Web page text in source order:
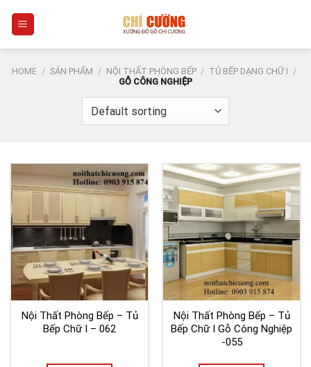
HOME / SẢN PHẨM / NỘI THẤT PHÒNG BẾP / TỦ BẾP DẠNG CHỮ I /
GỖ CÔNG NGHIỆP
Nội Thất Phòng Bếp – Tủ
Bếp Chữ I – 062
Nội Thất Phòng Bếp – Tủ
Bếp Chữ I Gỗ Công Nghiệp
-055